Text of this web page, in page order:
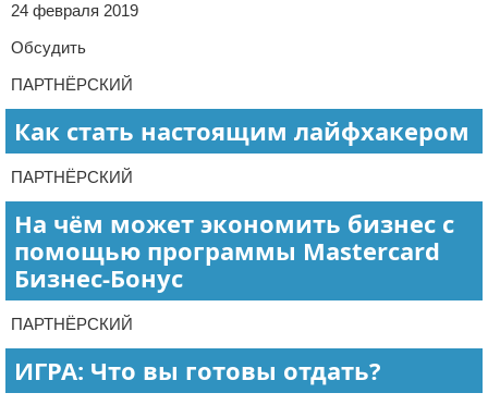
24 февраля 2019
Обсудить
ПАРТНЁРСКИЙ
Как стать настоящим лайфхакером
ПАРТНЁРСКИЙ
На чём может экономить бизнес с
помощью программы Mastercard
Бизнес-Бонус
ПАРТНЁРСКИЙ
ИГРА: Что вы готовы отдать?